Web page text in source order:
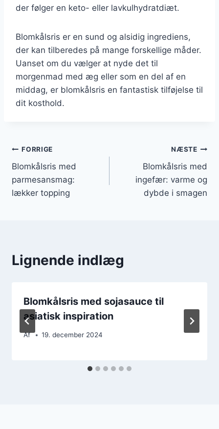
der følger en keto- eller lavkulhydratdiæt.
Blomkålsris er en sund og alsidig ingrediens,
der kan tilberedes på mange forskellige måder.
Uanset om du vælger at nyde det til
morgenmad med æg eller som en del af en
middag, er blomkålsris en fantastisk tilføjelse til
dit kosthold.
Indlægsnavigation
FORRIGE
Blomkålsris med
parmesansmag:
lækker topping
NÆSTE
Blomkålsris med
ingefær: varme og
dybde i smagen
Lignende indlæg
Blomkålsris med sojasauce til
asiatisk inspiration
Af 19. december 2024